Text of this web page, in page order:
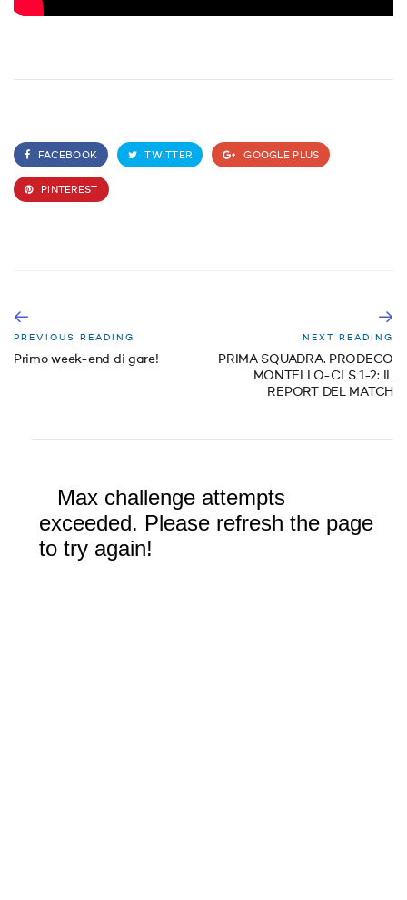
FACEBOOK TWITTER GOOGLE PLUS
PINTEREST
PREVIOUS READING
Primo week-end di gare!
NEXT READING
PRIMA SQUADRA. PRODECO
MONTELLO-CLS 1-2: IL
REPORT DEL MATCH